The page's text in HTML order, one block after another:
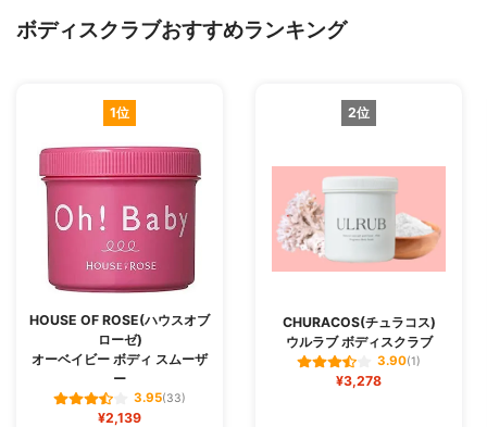
ボディスクラブおすすめランキング
1位
HOUSE OF ROSE(ハウスオブ
ローゼ)
オーベイビー ボディ スムーザ
ー
3.95(33)
¥2,139
2位
CHURACOS(チュラコス)
ウルラブ ボディスクラブ
3.90(1)
¥3,278